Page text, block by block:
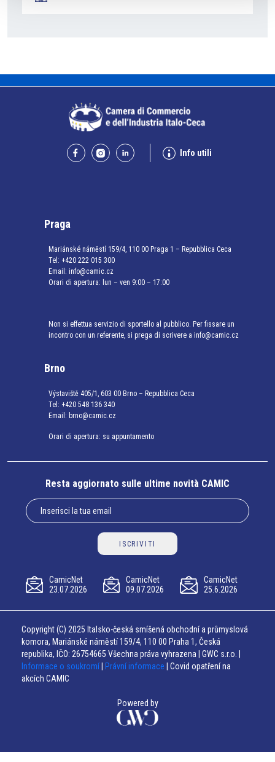
Info utili
Praga
Mariánské náměstí 159/4, 110 00 Praga 1 – Repubblica Ceca
Tel: +420 222 015 300
Email: info@camic.cz
Orari di apertura: lun – ven 9:00 – 17:00
Non si effettua servizio di sportello al pubblico. Per fissare un
incontro con un referente, si prega di scrivere a info@camic.cz
Brno
Výstaviště 405/1, 603 00 Brno – Repubblica Ceca
Tel: +420 548 136 340
Email: brno@camic.cz
Orari di apertura: su appuntamento
Resta aggiornato sulle ultime novità CAMIC
ISCRIVITI
CamicNet
23.07.2026
CamicNet
09.07.2026
CamicNet
25.6.2026
Copyright (C) 2025 Italsko-česká smíšená obchodní a průmyslová
komora, Mariánské náměstí 159/4, 110 00 Praha 1, Česká
republika, IČO: 26754665 Všechna práva vyhrazena | GWC s.r.o. |
Informace o soukromí
Právní informace | Covid opatření na
akcích CAMIC
Powered by